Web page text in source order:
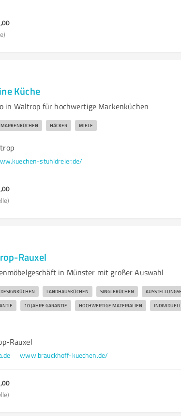
Küche
in Waltrop für hochwertige Markenküchen
MARKENKÜCHEN HÄCKER MIELE
stuhldreier.de/
Rauxel
in Münster mit großer Auswahl
DESIGNKÜCHEN LANDHAUSKÜCHEN SINGLEKÜCHEN
10 JAHRE GARANTIE HOCHWERTIGE MATERIALIEN
Rauxel
www.brauckhoff-kuechen.de/